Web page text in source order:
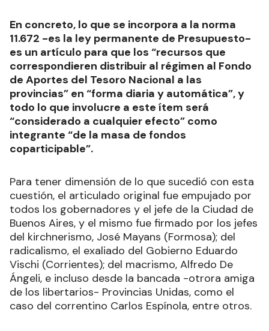
En concreto, lo que se incorpora a la norma
11.672 -es la ley permanente de Presupuesto-
es un artículo para que los “recursos que
correspondieren distribuir al régimen al Fondo
de Aportes del Tesoro Nacional a las
provincias” en “forma diaria y automática”, y
todo lo que involucre a este ítem será
“considerado a cualquier efecto” como
integrante “de la masa de fondos
coparticipable”.
Para tener dimensión de lo que sucedió con esta
cuestión, el articulado original fue empujado por
todos los gobernadores y el jefe de la Ciudad de
Buenos Aires, y el mismo fue firmado por los jefes
del kirchnerismo, José Mayans (Formosa); del
radicalismo, el exaliado del Gobierno Eduardo
Vischi (Corrientes); del macrismo, Alfredo De
Ángeli, e incluso desde la bancada -otrora amiga
de los libertarios- Provincias Unidas, como el
caso del correntino Carlos Espínola, entre otros.